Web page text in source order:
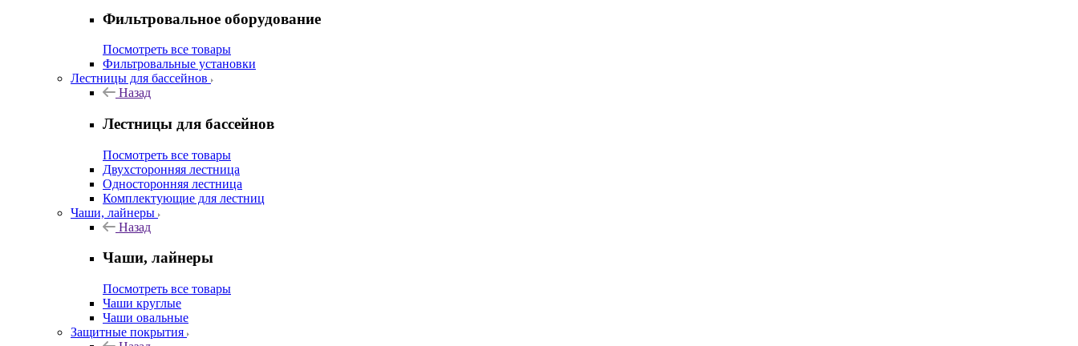
Фильтровальное оборудование
Посмотреть все товары
Фильтровальные установки
Лестницы для бассейнов
Назад
Лестницы для бассейнов
Посмотреть все товары
Двухсторонняя лестница
Односторонняя лестница
Комплектующие для лестниц
Чаши, лайнеры
Назад
Чаши, лайнеры
Посмотреть все товары
Чаши круглые
Чаши овальные
Защитные покрытия